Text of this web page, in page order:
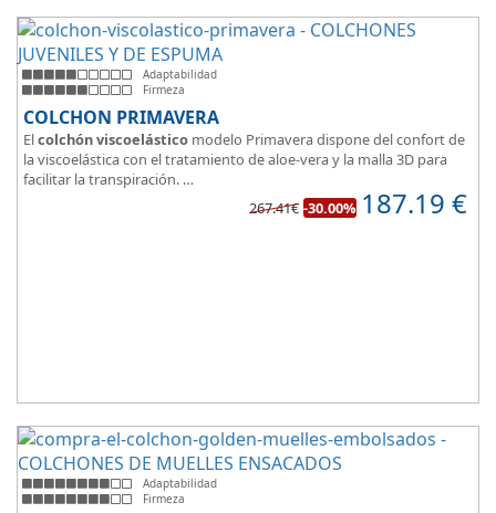
Adaptabilidad
Firmeza
COLCHON PRIMAVERA
Elcolchón viscoelástico modelo Primavera dispone del confort de
la viscoelástica con el tratamiento de aloe-vera y la malla 3D para
facilitar la transpiración.
Según medida del colchón estamos hablando tanto de un colchón
267.41€ -30.00% 187.19 €
Adaptabilidad
Firmeza